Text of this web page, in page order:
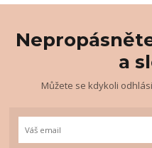
a
Můžete se kdykoli